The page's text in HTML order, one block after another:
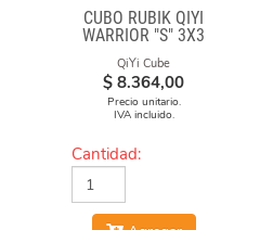
CUBO RUBIK QIYI
WARRIOR "S" 3X3
STICKERLESS
QiYi Cube
$ 8.364,00
Precio unitario.
IVA incluido.
Cantidad: